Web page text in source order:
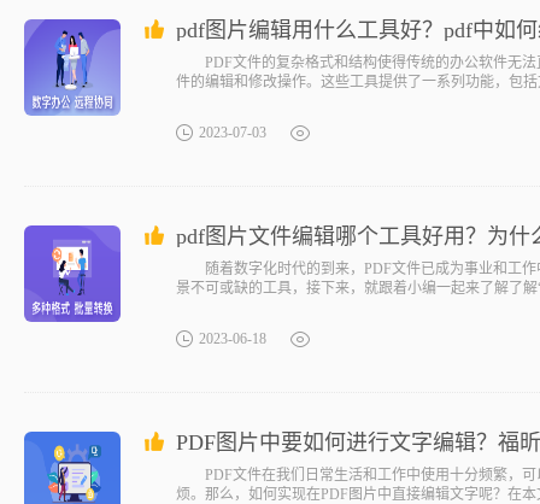
pdf图片编辑用什么工具好？pdf中如
PDF文件的复杂格式和结构使得传统的办公软件无法
件的编辑和修改操作。这些工具提供了一系列功能，包
2023-07-03
pdf图片文件编辑哪个工具好用？为什
随着数字化时代的到来，PDF文件已成为事业和工作
景不可或缺的工具，接下来，就跟着小编一起来了解了
2023-06-18
PDF图片中要如何进行文字编辑？福
PDF文件在我们日常生活和工作中使用十分频繁，可
烦。那么，如何实现在PDF图片中直接编辑文字呢？在